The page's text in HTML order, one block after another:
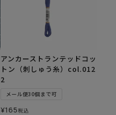
アンカーストランテッドコッ
トン（刺しゅう糸）col.012
2
メール便30個まで可
¥165税込